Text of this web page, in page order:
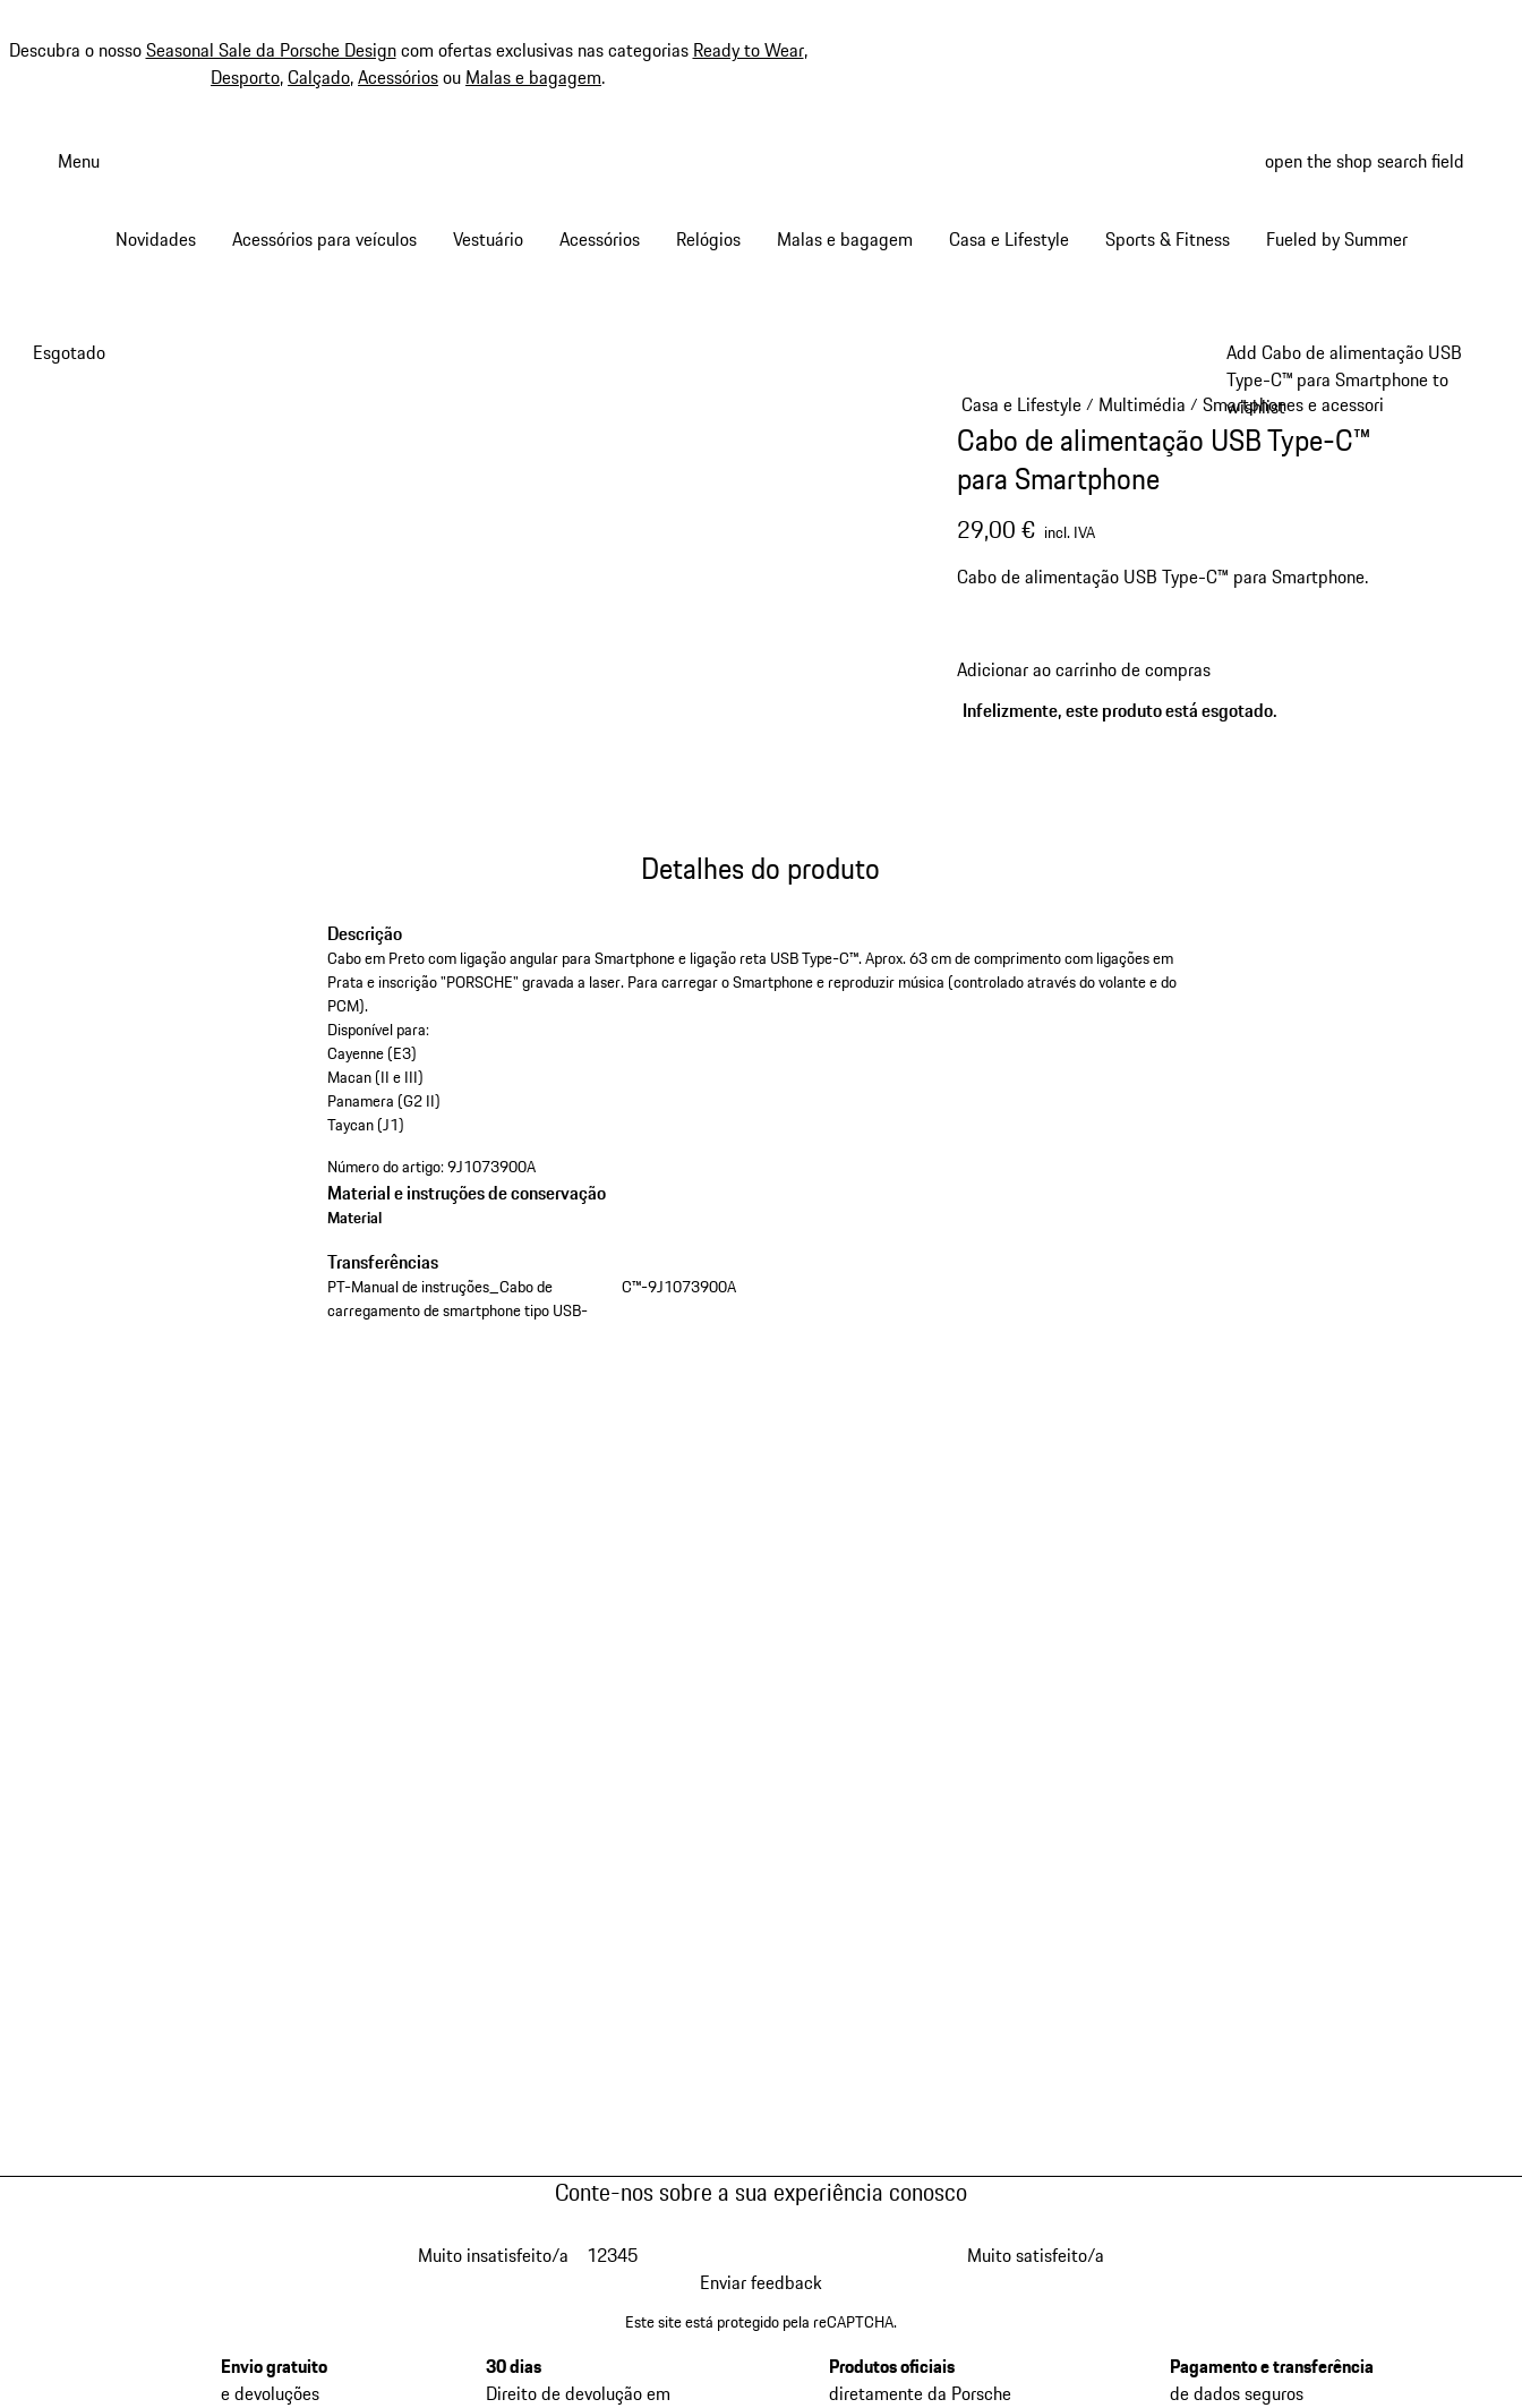
Descubra o nossoSeasonal Sale da Porsche Designcom ofertas exclusivas nas categorias Ready to Wear,
Desporto,Calçado,Acessóriosou Malas e bagagem.
conteúdoMenu open the shop search field
Novidades Acessórios para veículos Vestuário Acessórios Relógios Malas e bagagem Casa e Lifestyle Sports & Fitness Fueled by Summer
Add Cabo de alimentação USB
Type-C™ para Smartphone to
wishlist
Esgotado
Casa e Lifestyle/ Multimédia / Smartphones e acessorios
Cabo de alimentação USB Type-C™
para Smartphone
29,00 € incl. IVA
Cabo de alimentação USB Type-C™ para Smartphone.
Adicionar ao carrinho de compras
Infelizmente, este produto está esgotado.
Detalhes do produto
Descrição
Cabo em Preto com ligação angular para Smartphone e ligação reta USB Type-C™. Aprox. 63 cm de comprimento com ligações em
Prata e inscrição "PORSCHE" gravada a laser. Para carregar o Smartphone e reproduzir música (controlado através do volante e do
PCM).
Disponível para:
Cayenne (E3)
Macan (II e III)
Panamera (G2 II)
Taycan (J1)
Número do artigo:9J1073900A
Material e instruções de conservação
Material
Transferências
PT-Manual de instruções_Cabo de
carregamento de smartphone tipo USB-
C™-9J1073900A
Conte-nos sobre a sua experiência conosco
Muito insatisfeito/a 12345
Muito satisfeito/a
Enviar feedback
Este site está protegido pela reCAPTCHA.
Envio gratuito
e devoluções
30 dias
Direito de devolução em
Produtos oficiais
diretamente da Porsche
Pagamento e transferência
de dados seguros